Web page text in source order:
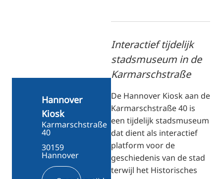
Interactief tijdelijk
stadsmuseum in de
Karmarschstraße
De Hannover Kiosk aan de
Karmarschstraße 40 is
een tijdelijk stadsmuseum
dat dient als interactief
platform voor de
geschiedenis van de stad
terwijl het Historisches
Hannover
Kiosk
Karmarschstraße
40
30159
Hannover